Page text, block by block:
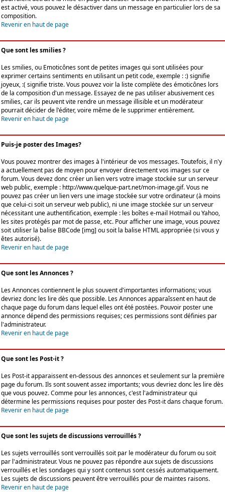
est activé, vous pouvez le désactiver dans un message en particulier lors de sa
composition.
Revenir en haut de page
Que sont les smilies ?
Les smilies, ou Emoticônes sont de petites images qui sont utilisées pour
exprimer certains sentiments en utilisant un petit code, exemple : :) signifie
joyeux, :( signifie triste. Vous pouvez voir la liste complète des émoticônes lors
de la composition d'un message. Essayez de ne pas utiliser abusivement ces
smilies, car ils peuvent vite rendre un message illisible et un modérateur
pourrait décider de l'éditer, voire même de le supprimer entièrement.
Revenir en haut de page
Puis-je poster des Images?
Vous pouvez montrer des images à l'intérieur de vos messages. Toutefois, il n'y
a actuellement pas de moyen pour envoyer directement vos images sur ce
forum. Vous devez donc créer un lien vers votre image stockée sur un serveur
web public, exemple : http://www.quelque-part.net/mon-image.gif. Vous ne
pouvez pas créer un lien vers une image stockée sur votre ordinateur (à moins
que celui-ci soit un serveur web public), ni une image stockée sur un serveur
nécessitant une authentification, exemple : les boîtes e-mail Hotmail ou Yahoo,
les sites protégés par mot de passe, etc. Pour afficher une image, vous pouvez
soit utiliser la balise BBCode [img] ou soit la balise HTML appropriée (si vous y
êtes autorisé).
Revenir en haut de page
Que sont les Annonces ?
Les Annonces contiennent le plus souvent d'importantes informations; vous
devriez donc les lire dès que possible. Les Annonces apparaîssent en haut de
chaque page du forum dans lequel elles ont été postées. Pouvoir poster une
annonce dépend des permissions requises; ces permissions sont définies par
l'administrateur.
Revenir en haut de page
Que sont les Post-it ?
Les Post-it apparaissent en-dessous des annonces et seulement sur la première
page du forum. Ils sont souvent assez importants; vous devriez donc les lire dès
que vous pouvez. Comme pour les annonces, c'est l'administrateur qui
détermine les permissions requises pour poster des Post-it dans chaque forum.
Revenir en haut de page
Que sont les sujets de discussions verrouillés ?
Les sujets verrouillés sont verrouillés soit par le modérateur du forum ou soit
par l'administrateur. Vous ne pouvez pas répondre aux sujets de discussions
verrouillés et les sondages qui y sont contenus sont cessés automatiquement.
Les sujets de discussions peuvent être verrouillés pour de maintes raisons.
Revenir en haut de page